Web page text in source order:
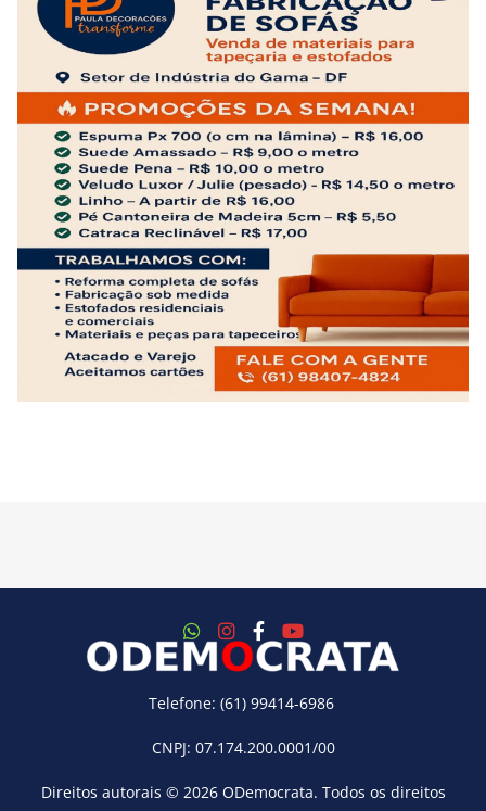
Telefone: (61) 99414-6986
CNPJ: 07.174.200.0001/00
Direitos autorais © 2026 ODemocrata. Todos os direitos